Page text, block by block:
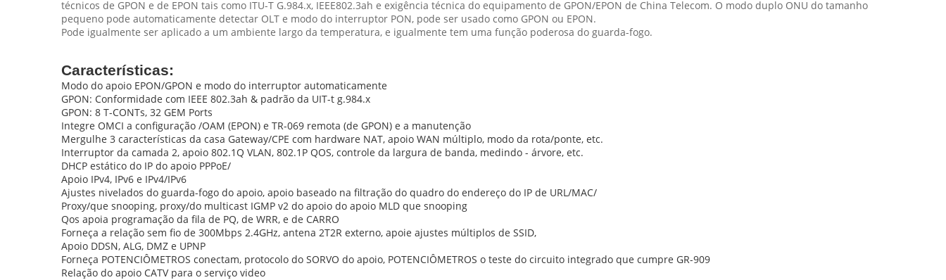
técnicos de GPON e de EPON tais como ITU-T G.984.x, IEEE802.3ah e exigência técnica do equipamento de GPON/EPON de China Telecom. O modo duplo ONU do tamanho
pequeno pode automaticamente detectar OLT e modo do interruptor PON, pode ser usado como GPON ou EPON.
Pode igualmente ser aplicado a um ambiente largo da temperatura, e igualmente tem uma função poderosa do guarda-fogo.
Características:
Modo do apoio EPON/GPON e modo do interruptor automaticamente
GPON: Conformidade com IEEE 802.3ah & padrão da UIT-t g.984.x
GPON: 8 T-CONTs, 32 GEM Ports
Integre OMCI a configuração /OAM (EPON) e TR-069 remota (de GPON) e a manutenção
Mergulhe 3 características da casa Gateway/CPE com hardware NAT, apoio WAN múltiplo, modo da rota/ponte, etc.
Interruptor da camada 2, apoio 802.1Q VLAN, 802.1P QOS, controle da largura de banda, medindo - árvore, etc.
DHCP estático do IP do apoio PPPoE/
Apoio IPv4, IPv6 e IPv4/IPv6
Ajustes nivelados do guarda-fogo do apoio, apoio baseado na filtração do quadro do endereço do IP de URL/MAC/
Proxy/que snooping, proxy/do multicast IGMP v2 do apoio do apoio MLD que snooping
Qos apoia programação da fila de PQ, de WRR, e de CARRO
Forneça a relação sem fio de 300Mbps 2.4GHz, antena 2T2R externo, apoie ajustes múltiplos de SSID,
Apoio DDSN, ALG, DMZ e UPNP
Forneça POTENCIÔMETROS conectam, protocolo do SORVO do apoio, POTENCIÔMETROS o teste do circuito integrado que cumpre GR-909
Relação do apoio CATV para o serviço video